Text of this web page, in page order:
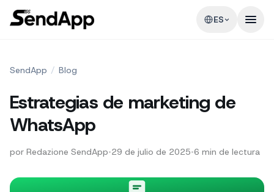
ES
SendApp / Blog
Estrategias de marketing de
WhatsApp
por Redazione SendApp•29 de julio de 2025•6 min de lectura